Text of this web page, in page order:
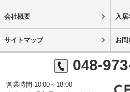
会社概要 入居
サイトマップ お問
048-
営業時間 10:00～18:00